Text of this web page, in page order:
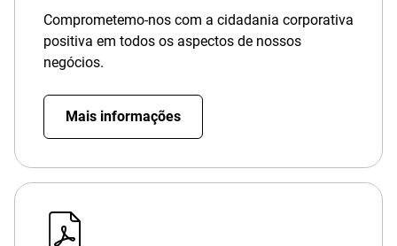
Comprometemo-nos com a cidadania corporativa
positiva em todos os aspectos de nossos
negócios.
Mais informações